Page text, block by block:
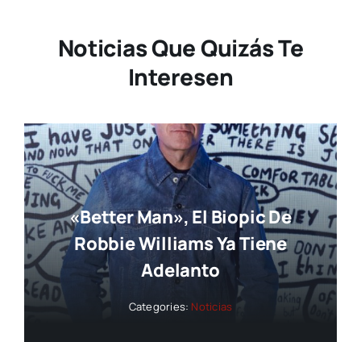
Noticias Que Quizás Te
Interesen
«Better Man», El Biopic De
Robbie Williams Ya Tiene
Adelanto
Categories: Noticias